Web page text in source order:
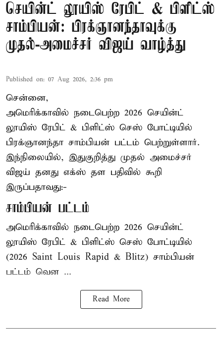
செயின்ட் லூயிஸ் ரேபிட் & பிளிட்ஸ்
சாம்பியன்: பிரக்ஞானந்தாவுக்கு
முதல்-அமைச்சர் விஜய் வாழ்த்து
Published on: 07 Aug 2026, 2:36 pm
சென்னை,
அமெரிக்காவில் நடைபெற்ற 2026 செயின்ட்
லூயிஸ் ரேபிட் & பிளிட்ஸ் செஸ் போட்டியில்
பிரக்ஞானந்தா சாம்பியன் பட்டம் பெற்றுள்ளார்.
இந்நிலையில், இதுகுறித்து முதல் அமைச்சர்
விஜய் தனது எக்ஸ் தள பதிவில் கூறி
இருப்பதாவது:-
சாம்பியன் பட்டம்
அமெரிக்காவில் நடைபெற்ற 2026 செயின்ட்
லூயிஸ் ரேபிட் & பிளிட்ஸ் செஸ் போட்டியில்
(2026 Saint Louis Rapid & Blitz) சாம்பியன்
பட்டம் வென ...
Read More